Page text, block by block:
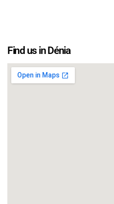
Find us in Dénia